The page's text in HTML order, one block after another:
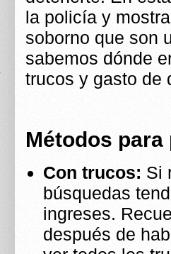
la policía y
soborno que son
sabemos dónde
trucos y gasto de
Métodos
Con trucos: Si
búsquedas
ingreses.
después de